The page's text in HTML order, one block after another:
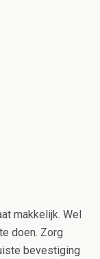
makkelijk. Wel
doen. Zorg
bevestiging